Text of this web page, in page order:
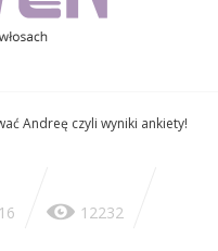
Andreę czyli wyniki ankiety!
12232